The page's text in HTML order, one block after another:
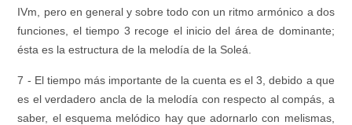
IVm, pero en general y sobre todo con un ritmo armónico a dos
funciones, el tiempo 3 recoge el inicio del área de dominante;
ésta es la estructura de la melodía de la Soleá.
7 - El tiempo más importante de la cuenta es el 3, debido a que
es el verdadero ancla de la melodía con respecto al compás, a
saber, el esquema melódico hay que adornarlo con melismas,